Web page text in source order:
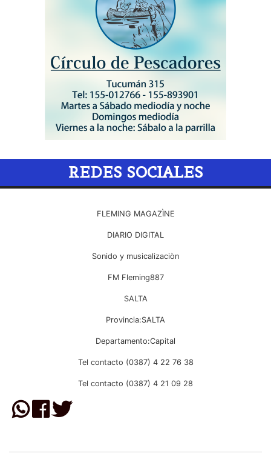
REDES SOCIALES
FLEMING MAGAZÌNE
DIARIO DIGITAL
Sonido y musicalizaciòn
FM Fleming887
SALTA
Provincia:SALTA
Departamento:Capital
Tel contacto (0387) 4 22 76 38
Tel contacto (0387) 4 21 09 28